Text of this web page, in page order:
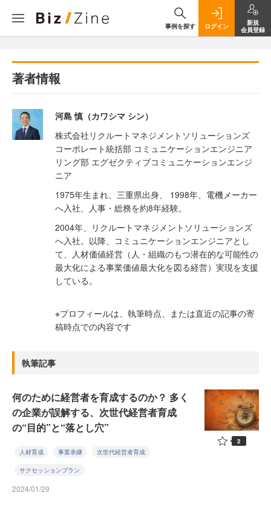
事例を探す ログイン
新規
会員登録
著者情報
河島 慎（カワシマ シン）
株式会社リクルートマネジメントソリューションズ
コーポレート統括部 コミュニケーションエンジニア
リング部 エグゼクティブコミュニケーションエンジ
ニア
1975年生まれ、三重県出身、 1998年、電機メーカー
へ入社、人事・総務を約8年経験。
2004年、リクルートマネジメントソリューションズ
へ入社。以降、コミュニケーションエンジニアとし
て、人材価値経営（人・組織のもつ潜在的な可能性の
最大化による事業価値最大化を図る経営）実現を支援
している。
※プロフィールは、執筆時点、または直近の記事の寄
稿時点での内容です
執筆記事
何のために経営者を育成するのか？ 多く
の企業が誤解する、次世代経営者育成
の“目的”と“落とし穴”
人材育成 事業承継 次世代経営者育成
サクセッションプラン
2024/01/29
2